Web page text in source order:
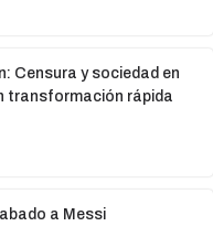
Censura y sociedad en
transformación rápida
a Messi